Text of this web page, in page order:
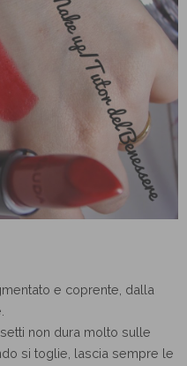
e coprente, dalla
non dura molto sulle
si toglie, lascia sempre le